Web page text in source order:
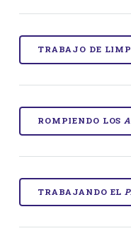
TRABAJO DE
ROMPIENDO LOS
TRABAJANDO EL